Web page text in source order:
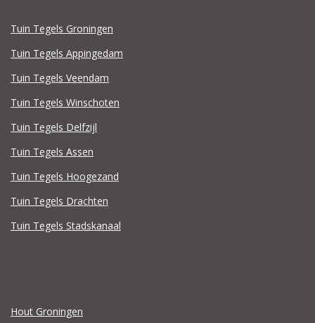
Tuin Tegels Groningen
Tuin Tegels Appingedam
Tuin Tegels Veendam
Tuin Tegels Winschoten
Tuin Tegels Delfzijl
Tuin Tegels Assen
Tuin Tegels Hoogezand
Tuin Tegels Drachten
Tuin Tegels Stadskanaal
Hout Groningen